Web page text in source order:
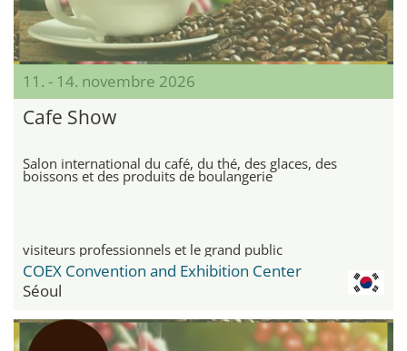
11. - 14. novembre 2026
Cafe Show
Salon international du café, du thé, des glaces, des
boissons et des produits de boulangerie
visiteurs professionnels et le grand public
COEX Convention and Exhibition Center
Séoul